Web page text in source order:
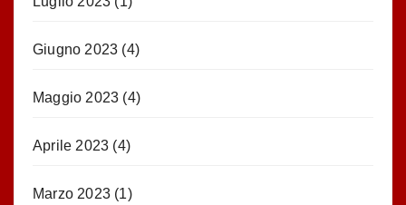
Giugno 2023 (4)
Maggio 2023 (4)
Aprile 2023 (4)
Marzo 2023 (1)